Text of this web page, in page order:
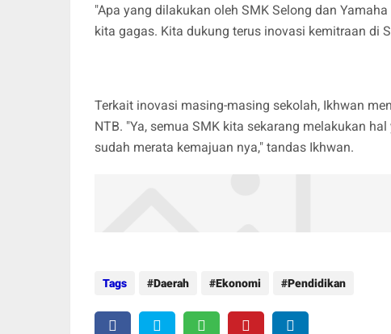
"Apa yang dilakukan oleh SMK Selong dan
kita gagas. Kita dukung terus inovasi kemitraan di
Terkait inovasi masing-masing sekolah, Ikhwan
NTB. "Ya, semua SMK kita sekarang melakukan
sudah merata kemajuan nya," tandas Ikhwan.
Tags Daerah Ekonomi Pendidikan